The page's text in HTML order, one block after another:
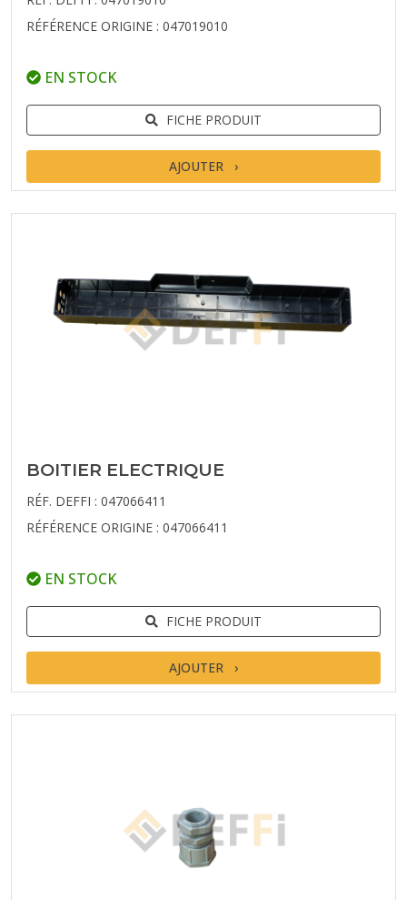
RÉFÉRENCE ORIGINE : 047019010
EN STOCK
FICHE PRODUIT
AJOUTER
BOITIER ELECTRIQUE
RÉF. DEFFI : 047066411
RÉFÉRENCE ORIGINE : 047066411
EN STOCK
FICHE PRODUIT
AJOUTER